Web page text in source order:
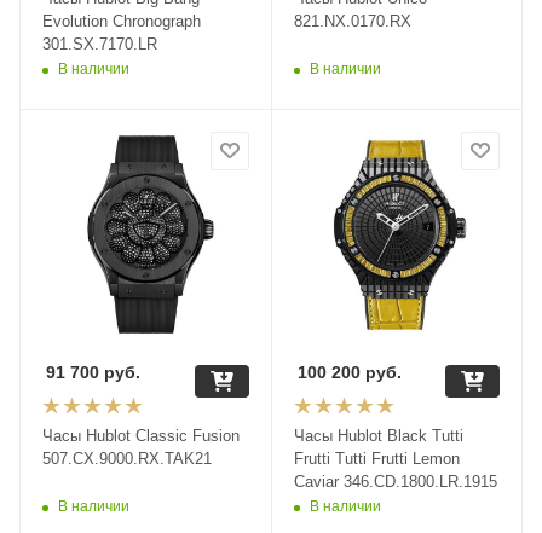
Evolution Chronograph
301.SX.7170.LR
В наличии
821.NX.0170.RX
В наличии
Часы Hublot Classic Fusion
507.CX.9000.RX.TAK21
В наличии
91 700 руб.
Часы Hublot Black Tutti
Frutti Tutti Frutti Lemon
Caviar 346.CD.1800.LR.1915
В наличии
100 200руб.